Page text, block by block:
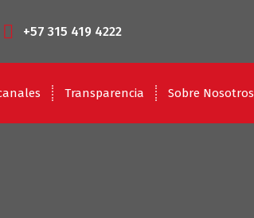
+57 315 419 4222
Transparencia Sobre Nosotros